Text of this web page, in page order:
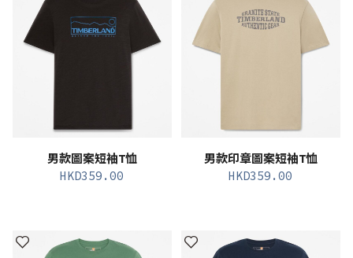
男款圖案短袖T恤
HKD359.00
男款印章圖案短袖T恤
HKD359.00